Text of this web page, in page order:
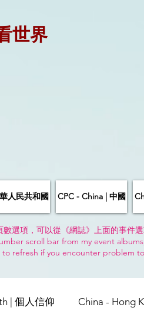
世界
人民共和國 CPC - China | 中國
選項，可以從《網誌》上面的事件
scroll bar from my event
to refresh if you encounter problem
| 個人信仰 China - Hong